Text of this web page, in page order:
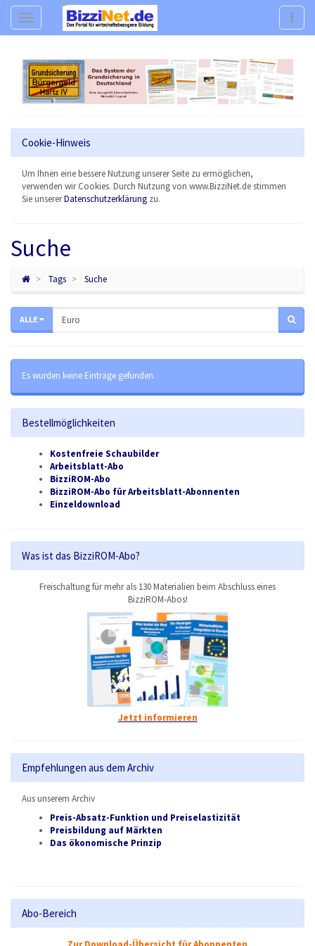
Navigation
Cookie-Hinweis
Um Ihnen eine bessere Nutzung unserer Seite zu ermöglichen,
verwenden wir Cookies. Durch Nutzung von www.BizziNet.de stimmen
Sie unsererDatenschutzerklärung zu.
Suche
Tags Suche
ALLE
Es wurden keine Einträge gefunden.
Bestellmöglichkeiten
Kostenfreie Schaubilder
Arbeitsblatt-Abo
BizziROM-Abo
BizziROM-Abo für Arbeitsblatt-Abonnenten
Einzeldownload
Was ist das BizziROM-Abo?
Freischaltung für mehr als 130 Materialien beim Abschluss eines
BizziROM-Abos!
Jetzt informieren
Empfehlungen aus dem Archiv
Aus unserem Archiv
Preis-Absatz-Funktion und Preiselastizität
Preisbildung auf Märkten
Das ökonomische Prinzip
Abo-Bereich